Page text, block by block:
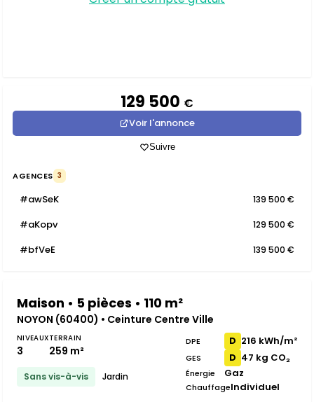
129 500 €
Voir l'annonce
Suivre
AGENCES 3
#awSeK 139 500 €
#aKopv 129 500 €
#bfVeE 139 500 €
Maison • 5 pièces • 110 m²
NOYON (60400) • Ceinture Centre Ville
NIVEAUX
3
TERRAIN
259 m²
Sans vis-à-vis Jardin
DPE D 216 kWh/m²
GES D 47 kg CO₂
Énergie Gaz
ChauffageIndividuel